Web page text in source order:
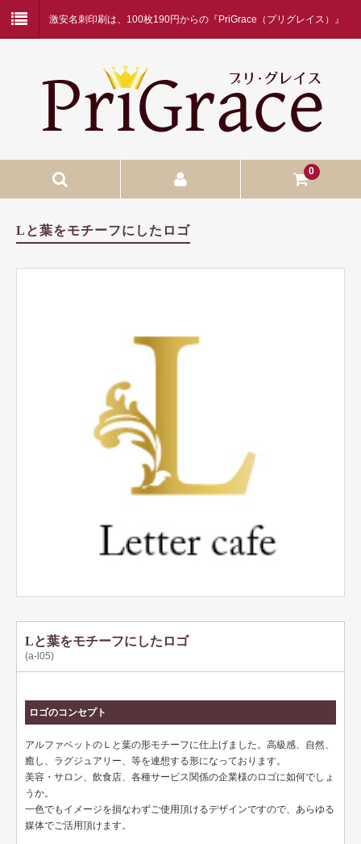
激安名刺印刷は、100枚190円からの『PriGrace（プリグレイス）』
0
入稿名刺印刷
ビジネスモノクロ
ビジネスカラー
筆名人名刺
不動産関係
ペット名刺
ショップカード
全国福利厚生共済会様式
用紙変更オプション
Lと葉をモチーフにしたロゴ
Lと葉をモチーフにしたロゴ
(a-l05)
ロゴのコンセプト
アルファベットのＬと葉の形モチーフに仕上げました。高級感、自然、
癒し、ラグジュアリー、等を連想する形になっております。
美容・サロン、飲食店、各種サービス関係の企業様のロゴに如何でしょ
うか。
一色でもイメージを損なわずご使用頂けるデザインですので、あらゆる
媒体でご活用頂けます。